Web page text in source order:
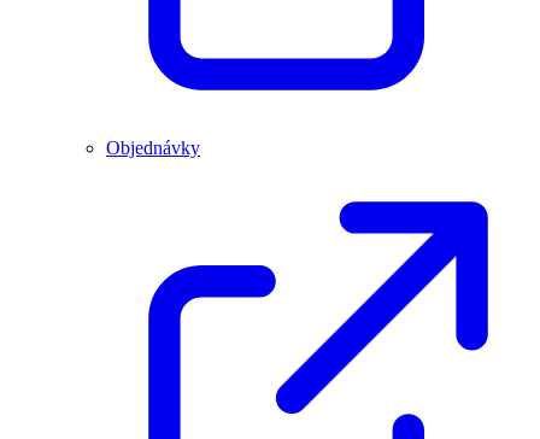
Objednávky